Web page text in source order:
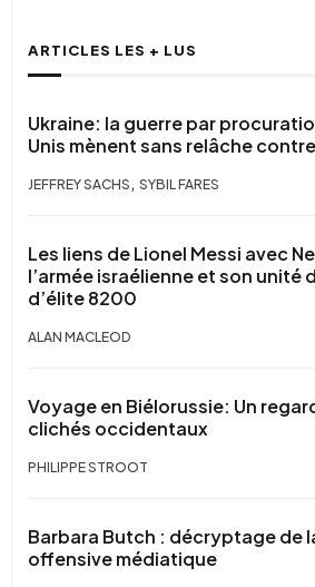
ARTICLES LES + LUS
Ukraine: la guerre par
Unis mènent sans relâche
JEFFREY SACHS , SYBIL FARES
Les liens de Lionel Messi avec
l’armée israélienne et son unité
d’élite 8200
ALAN MACLEOD
Voyage en Biélorussie: Un
clichés occidentaux
PHILIPPE STROOT
Barbara Butch : décryptage de
offensive médiatique